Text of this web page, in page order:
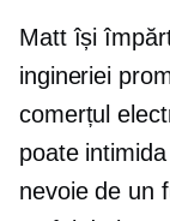
Matt își
ingineriei
comerțul
poate
nevoie de un